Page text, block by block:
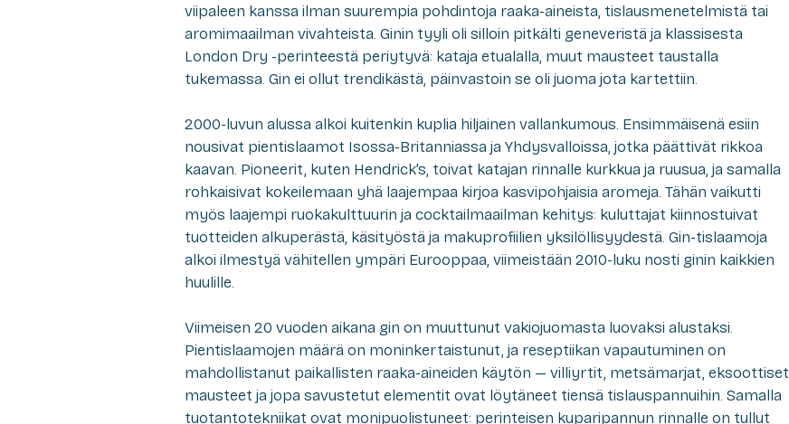
viipaleen kanssa ilman suurempia pohdintoja raaka-aineista, tislausmenetelmistä tai
aromimaailman vivahteista. Ginin tyyli oli silloin pitkälti geneveristä ja klassisesta
London Dry -perinteestä periytyvä: kataja etualalla, muut mausteet taustalla
tukemassa. Gin ei ollut trendikästä, päinvastoin se oli juoma jota kartettiin.
2000-luvun alussa alkoi kuitenkin kuplia hiljainen vallankumous. Ensimmäisenä esiin
nousivat pientislaamot Isossa-Britanniassa ja Yhdysvalloissa, jotka päättivät rikkoa
kaavan. Pioneerit, kuten Hendrick’s, toivat katajan rinnalle kurkkua ja ruusua, ja samalla
rohkaisivat kokeilemaan yhä laajempaa kirjoa kasvipohjaisia aromeja. Tähän vaikutti
myös laajempi ruokakulttuurin ja cocktailmaailman kehitys: kuluttajat kiinnostuivat
tuotteiden alkuperästä, käsityöstä ja makuprofiilien yksilöllisyydestä. Gin-tislaamoja
alkoi ilmestyä vähitellen ympäri Eurooppaa, viimeistään 2010-luku nosti ginin kaikkien
huulille.
Viimeisen 20 vuoden aikana gin on muuttunut vakiojuomasta luovaksi alustaksi.
Pientislaamojen määrä on moninkertaistunut, ja reseptiikan vapautuminen on
mahdollistanut paikallisten raaka-aineiden käytön — villiyrtit, metsämarjat, eksoottiset
mausteet ja jopa savustetut elementit ovat löytäneet tiensä tislauspannuihin. Samalla
tuotantotekniikat ovat monipuolistuneet: perinteisen kuparipannun rinnalle on tullut